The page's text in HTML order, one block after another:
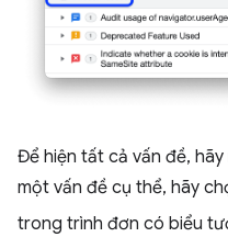
Để hiện tất cả vấn đề, hãy
một vấn đề cụ thể, hãy
trong trình đơn có biểu